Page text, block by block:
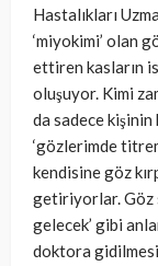
Hastalıkları
‘miyokimi’ olan
ettiren kasların
oluşuyor. Kimi
da sadece
‘gözlerimde
kendisine göz
getiriyorlar. Göz
gelecek’ gibi
doktora